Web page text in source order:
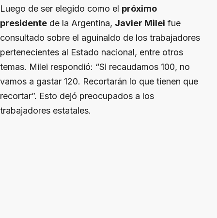
Luego de ser elegido como el próximo
presidente de la Argentina, Javier Milei fue
consultado sobre el aguinaldo de los trabajadores
pertenecientes al Estado nacional, entre otros
temas. Milei respondió: “Si recaudamos 100, no
vamos a gastar 120. Recortarán lo que tienen que
recortar”. Esto dejó preocupados a los
trabajadores estatales.